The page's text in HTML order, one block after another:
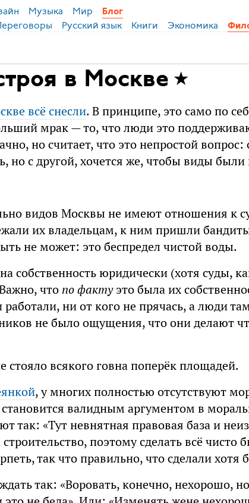
Музыка Мир Блог
Русский язык Книги Экономика
в Москве
всё снесли. В принципе, это само по
мрак — то, что люди это
но считает, что это непростой вопрос:
но с другой, хочется же, чтобы виды были
видов Москвы не имеют отношения к
их владельцам, к ним пришли
не может: это беспредел чистой воды.
собственность юридически (хотя суды,
что по фактуэто была их
ни от кого не прячась, а люди
не было ощущения, что они делают
стояло всякого говна поперёк площадей.
, у многих полностью отсутствуют
валидным аргументом в
так: «Тут невнятная правовая база и
поэтому сделать всё чисто
так что правильно, что сделали хотя
так: «Воровать, конечно, нехорошо,